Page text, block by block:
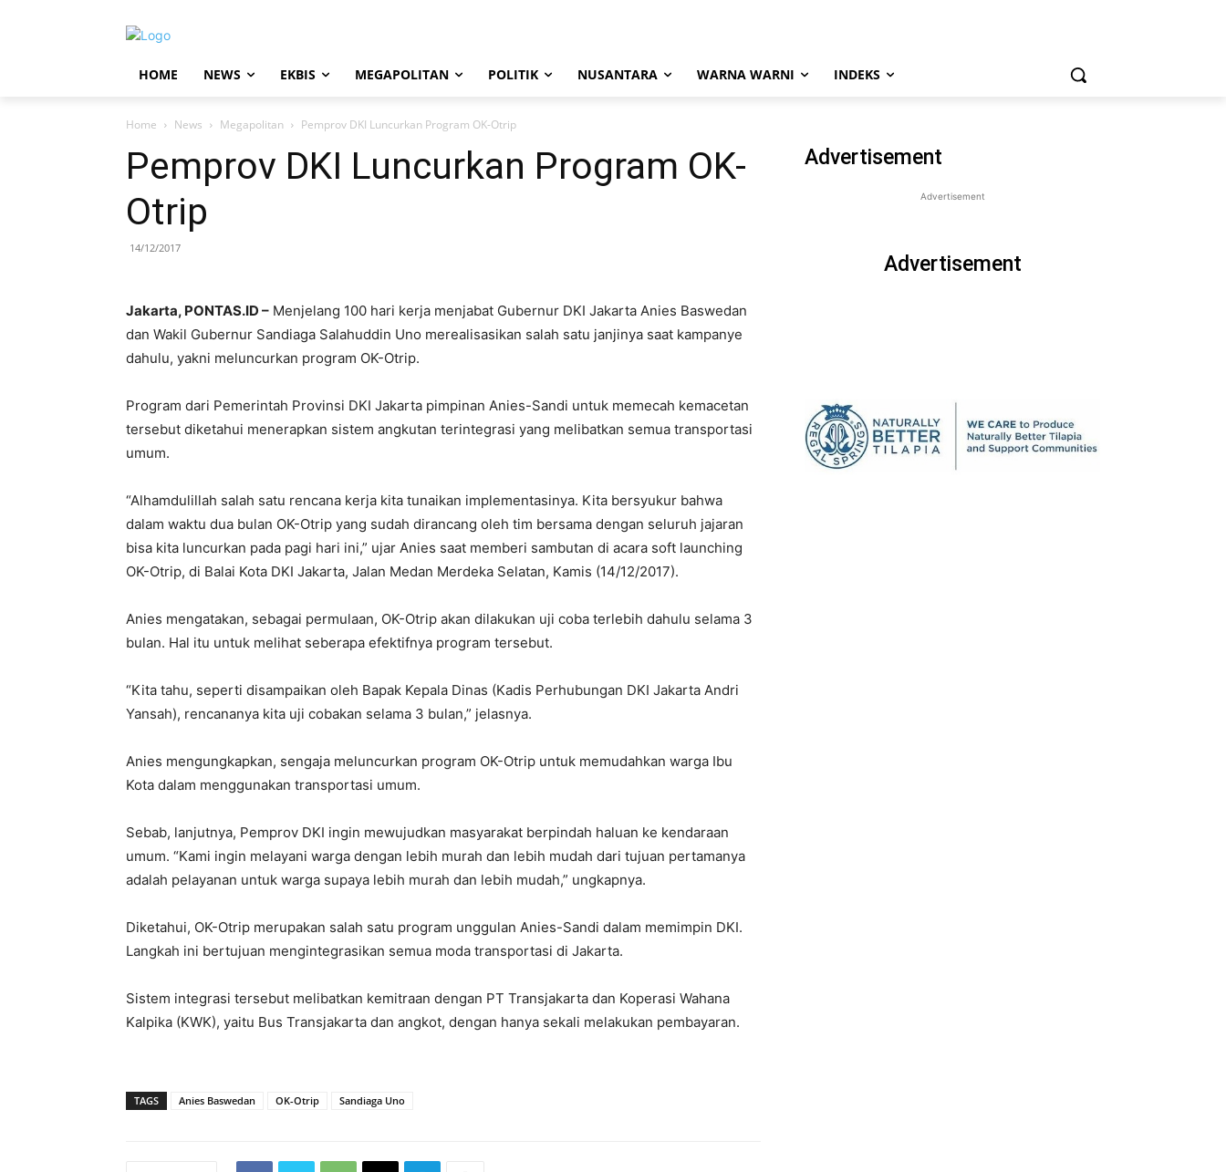
HOME NEWS EKBIS MEGAPOLITAN POLITIK NUSANTARA WARNA WARNI INDEKS
Home News Megapolitan Pemprov DKI Luncurkan Program OK-Otrip
Pemprov DKI Luncurkan Program OK-
Otrip
14/12/2017
Jakarta, PONTAS.ID – Menjelang 100 hari kerja menjabat Gubernur DKI Jakarta Anies Baswedan
dan Wakil Gubernur Sandiaga Salahuddin Uno merealisasikan salah satu janjinya saat kampanye
dahulu, yakni meluncurkan program OK-Otrip.
Program dari Pemerintah Provinsi DKI Jakarta pimpinan Anies-Sandi untuk memecah kemacetan
tersebut diketahui menerapkan sistem angkutan terintegrasi yang melibatkan semua transportasi
umum.
“Alhamdulillah salah satu rencana kerja kita tunaikan implementasinya. Kita bersyukur bahwa
dalam waktu dua bulan OK-Otrip yang sudah dirancang oleh tim bersama dengan seluruh jajaran
bisa kita luncurkan pada pagi hari ini,” ujar Anies saat memberi sambutan di acara soft launching
OK-Otrip, di Balai Kota DKI Jakarta, Jalan Medan Merdeka Selatan, Kamis (14/12/2017).
Anies mengatakan, sebagai permulaan, OK-Otrip akan dilakukan uji coba terlebih dahulu selama 3
bulan. Hal itu untuk melihat seberapa efektifnya program tersebut.
“Kita tahu, seperti disampaikan oleh Bapak Kepala Dinas (Kadis Perhubungan DKI Jakarta Andri
Yansah), rencananya kita uji cobakan selama 3 bulan,” jelasnya.
Anies mengungkapkan, sengaja meluncurkan program OK-Otrip untuk memudahkan warga Ibu
Kota dalam menggunakan transportasi umum.
Sebab, lanjutnya, Pemprov DKI ingin mewujudkan masyarakat berpindah haluan ke kendaraan
umum. “Kami ingin melayani warga dengan lebih murah dan lebih mudah dari tujuan pertamanya
adalah pelayanan untuk warga supaya lebih murah dan lebih mudah,” ungkapnya.
Diketahui, OK-Otrip merupakan salah satu program unggulan Anies-Sandi dalam memimpin DKI.
Langkah ini bertujuan mengintegrasikan semua moda transportasi di Jakarta.
Sistem integrasi tersebut melibatkan kemitraan dengan PT Transjakarta dan Koperasi Wahana
Kalpika (KWK), yaitu Bus Transjakarta dan angkot, dengan hanya sekali melakukan pembayaran.
TAGS Anies Baswedan OK-Otrip Sandiaga Uno
Advertisement
Advertisement
Advertisement